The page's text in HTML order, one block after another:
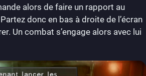
alors de faire un rapport au
donc en bas à droite de l’écran
Un combat s’engage alors avec lui